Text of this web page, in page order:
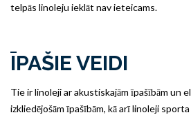
telpās linoleju ieklāt nav ieteicams.
ĪPAŠIE VEIDI
Tie ir linoleji ar akustiskajām īpašībām un
izkliedējošām īpašībām, kā arī linoleji sporta